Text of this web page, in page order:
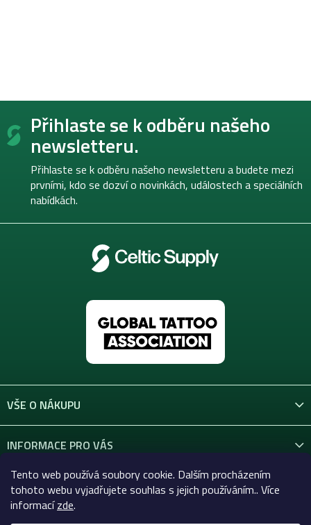
Tento web používá soubory cookie. Dalším procházením
tohoto webu vyjadřujete souhlas s jejich používáním.. Více
informacízde.
Z
Přihlaste se k odběru našeho
newsletteru.
Přihlaste se k odběru našeho newsletteru a budete mezi
prvními, kdo se dozví o novinkách, událostech a speciálních
nabídkách.
VŠE O NÁKUPU
INFORMACE PRO VÁS
KONTAKT